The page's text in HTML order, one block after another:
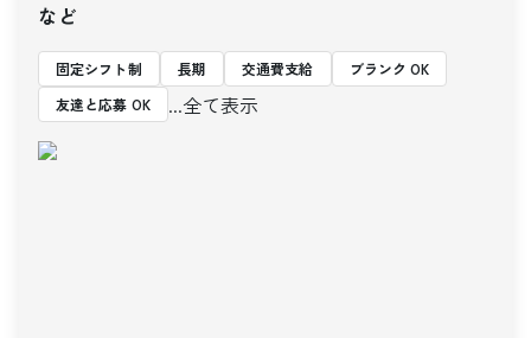
など
固定シフト制 長期 交通費支給
ブランク OK
友達と応募 OK
...全て表示